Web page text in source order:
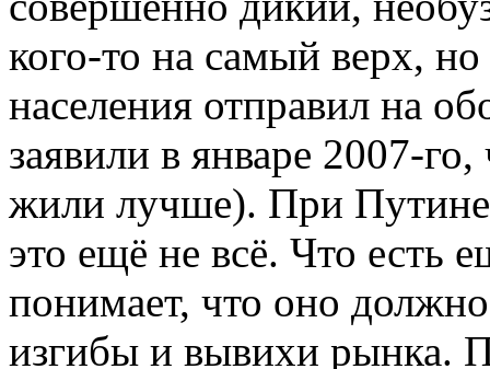
кого-то на самый верх,
населения отправил на
заявили в январе 2007-
жили лучше). При
это ещё не всё. Что есть
понимает, что оно
изгибы и вывихи рынка.